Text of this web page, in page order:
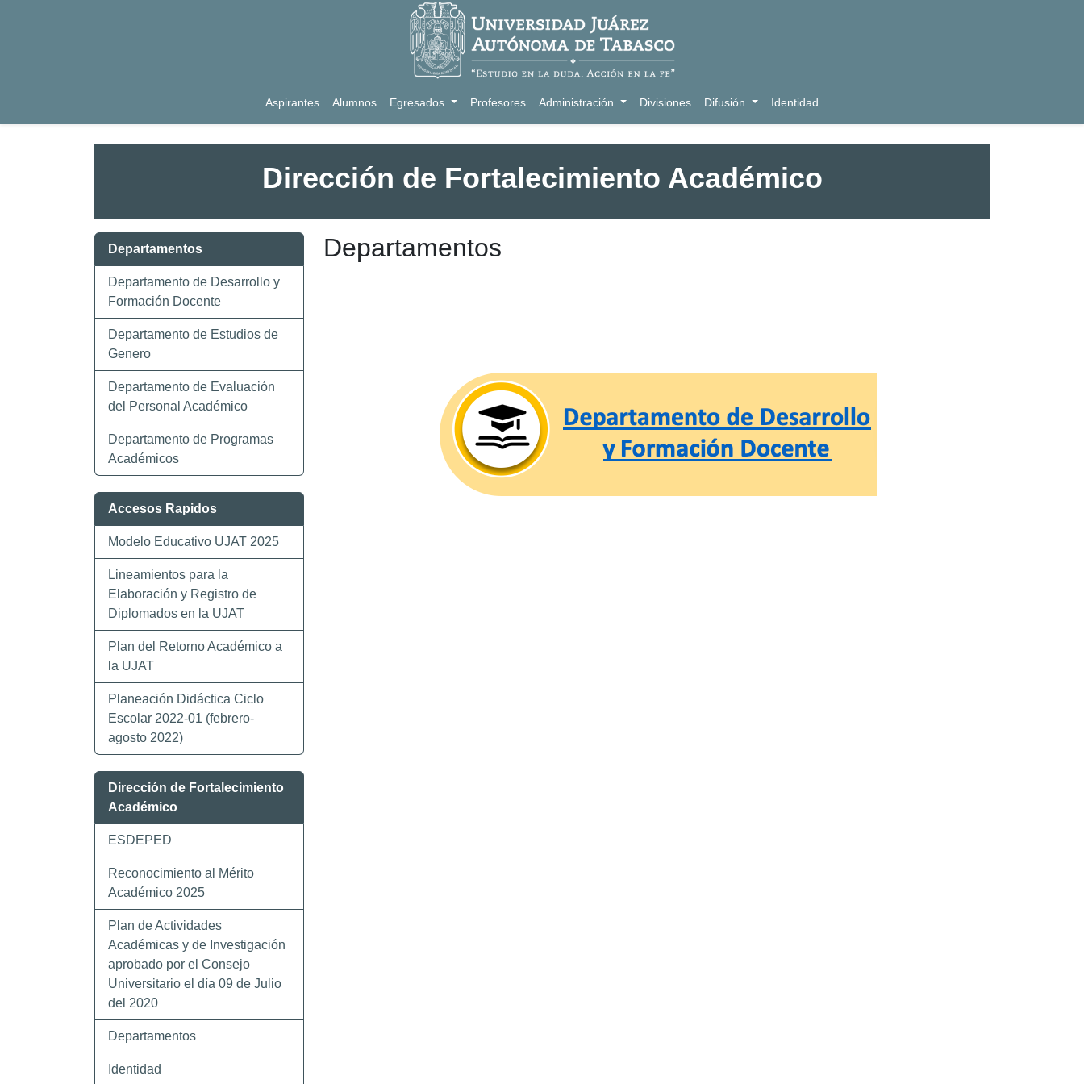
Aspirantes Alumnos Egresados Profesores Administración Divisiones Difusión Identidad
Dirección de Fortalecimiento Académico
Departamentos
Departamento de Desarrollo y
Formación Docente
Departamento de Estudios de
Genero
Departamento de Evaluación
del Personal Académico
Departamento de Programas
Académicos
Accesos Rapidos
Modelo Educativo UJAT 2025
Lineamientos para la
Elaboración y Registro de
Diplomados en la UJAT
Plan del Retorno Académico a
la UJAT
Planeación Didáctica Ciclo
Escolar 2022-01 (febrero-
agosto 2022)
Dirección de Fortalecimiento
Académico
ESDEPED
Reconocimiento al Mérito
Académico 2025
Plan de Actividades
Académicas y de Investigación
aprobado por el Consejo
Universitario el día 09 de Julio
del 2020
Departamentos
Identidad
Departamentos